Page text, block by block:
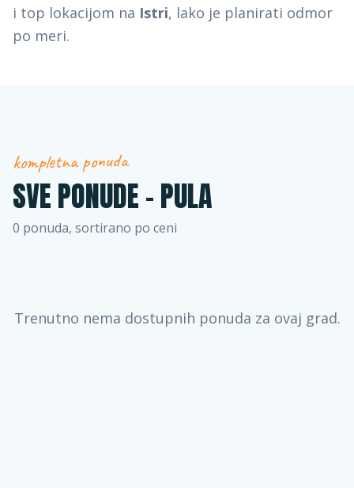
i top lokacijom na Istri, lako je planirati odmor
po meri.
kompletna ponuda
SVE PONUDE -PULA
0 ponuda, sortirano po ceni
Trenutno nema dostupnih ponuda za ovaj grad.